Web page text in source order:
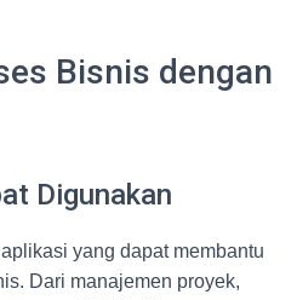
Bisnis dengan
Digunakan
yang dapat membantu
Dari manajemen proyek,